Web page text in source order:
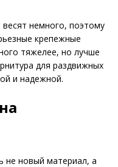
весят немного, поэтому
крепежные
тяжелее, но лучше
для раздвижных
и надежной.
не новый материал, а